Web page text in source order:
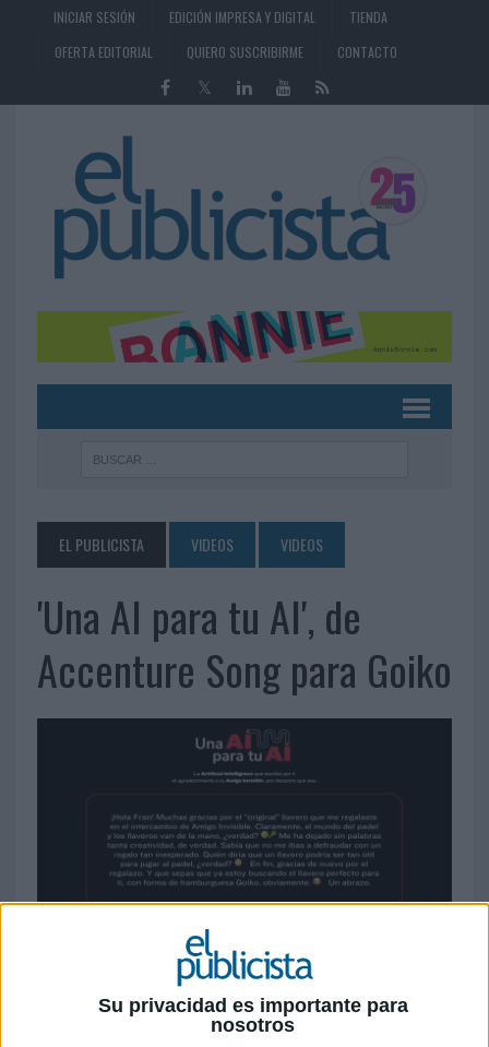
Su privacidad es importante para
nosotros
INICIAR SESIÓN EDICIÓN IMPRESA Y DIGITAL
TIENDA
OFERTA EDITORIAL
QUIERO SUSCRIBIRME CONTACTO
EL PUBLICISTA VIDEOS VIDEOS
'Una AI para tu AI', de
Accenture Song para Goiko
22 DE DICIEMBRE DE 2023
Ficha técnica